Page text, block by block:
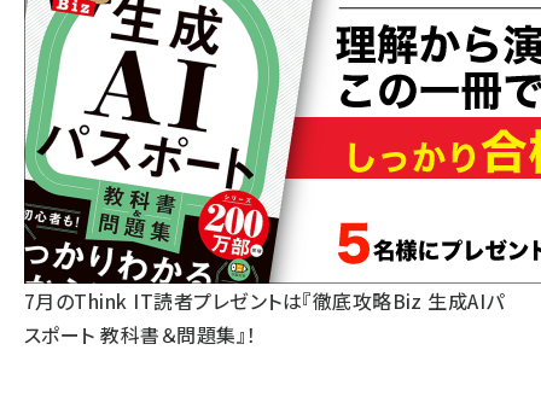
7月のThink IT読者プレゼントは『徹底攻略Biz 生成AIパ
スポート 教科書＆問題集』！